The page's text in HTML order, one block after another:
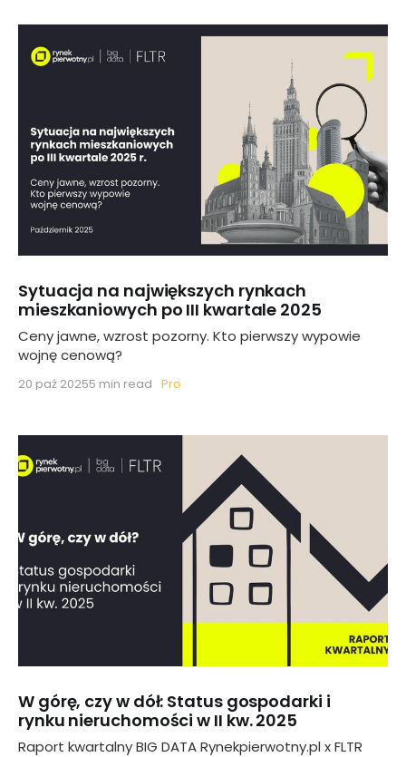
Sytuacja na największych rynkach
mieszkaniowych po III kwartale 2025
Ceny jawne, wzrost pozorny. Kto pierwszy wypowie
wojnę cenową?
20 paź 2025 Pro
5 min read
W górę, czy w dół: Status gospodarki i
rynku nieruchomości w II kw. 2025
Raport kwartalny BIG DATA Rynekpierwotny.pl x FLTR